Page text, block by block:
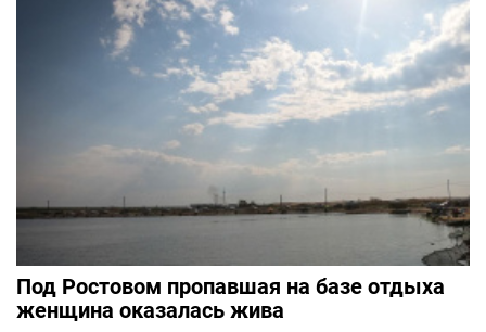
Под Ростовом пропавшая на базе отдыха
женщина оказалась жива